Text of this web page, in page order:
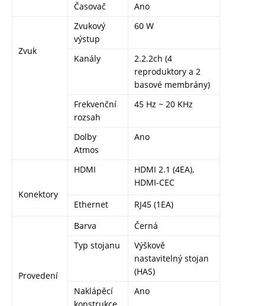
Časovač Ano
Zvuk
Zvukový
výstup
60 W
Kanály
2.2.2ch (4
reproduktory a 2
basové membrány)
Frekvenční
rozsah
45 Hz ~ 20 KHz
Dolby
Atmos
Ano
Konektory
HDMI
HDMI 2.1 (4EA),
HDMI-CEC
Ethernet
RJ45 (1EA)
Provedení
Barva
Černá
Typ stojanu
Výškově
nastavitelný stojan
(HAS)
Naklápěcí
Ano